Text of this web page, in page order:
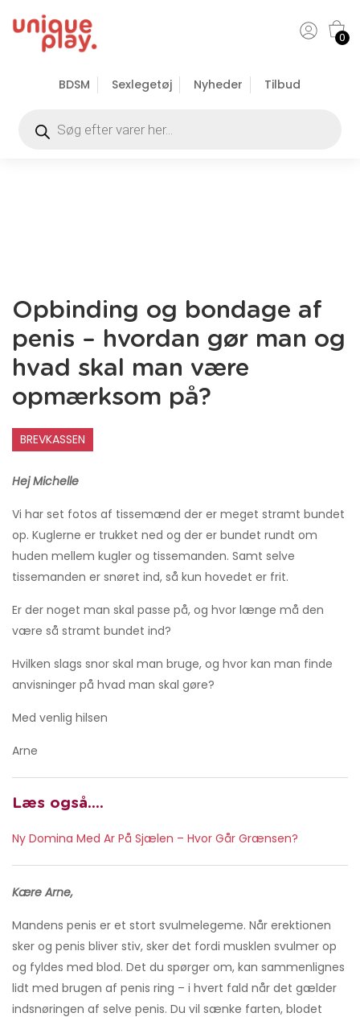
BDSM Sexlegetøj Nyheder Tilbud
0
Opbinding og bondage af
penis – hvordan gør man og
hvad skal man være
opmærksom på?
BREVKASSEN
Hej Michelle
Vi har set fotos af tissemænd der er meget stramt bundet
op. Kuglerne er trukket ned og der er bundet rundt om
huden mellem kugler og tissemanden. Samt selve
tissemanden er snøret ind, så kun hovedet er frit.
Er der noget man skal passe på, og hvor længe må den
være så stramt bundet ind?
Hvilken slags snor skal man bruge, og hvor kan man finde
anvisninger på hvad man skal gøre?
Med venlig hilsen
Arne
Læs også….
Ny Domina Med Ar På Sjælen – Hvor Går Grænsen?
Kære Arne,
Mandens penis er et stort svulmelegeme. Når erektionen
sker og penis bliver stiv, sker det fordi musklen svulmer op
og fyldes med blod. Det du spørger om, kan sammenlignes
lidt med brugen af penis ring – i hvert fald når det gælder
indsnøringen af selve penis. Du vil sænke farten, blodet